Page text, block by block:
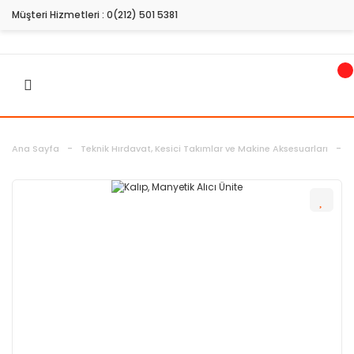
Müşteri Hizmetleri : 0(212) 501 5381
Ana Sayfa Teknik Hırdavat, Kesici Takımlar ve Makine Aksesuarları